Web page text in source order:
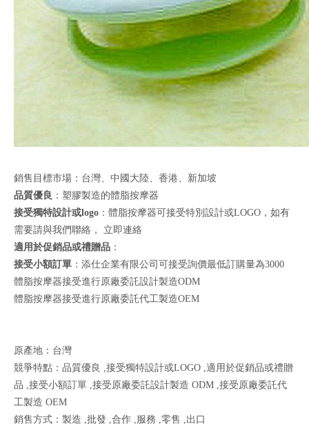
銷售目標市場：台灣、中國大陸、香港、新加坡
品質優良 ：塑膠製造的體脂按摩器
接受獨特設計或logo ：體脂按摩器可接受特別設計或LOGO，如有
需要請與我們聯絡， 立即連絡
適用於促銷品或禮贈品 ：
接受小額訂單 ：添仕企業有限公司可接受詢價最低訂購量為3000
體脂按摩器接受進行原廠委託設計製造ODM
體脂按摩器接受進行原廠委託代工製造OEM
原產地：台灣
競爭特點：品質優良 ,接受獨特設計或LOGO ,適用於促銷品或禮贈
品 ,接受小額訂單 ,接受原廠委託設計製造 ODM ,接受原廠委託代
工製造 OEM
銷售方式：製造 ,批發 ,合作 ,服務 ,零售 ,出口